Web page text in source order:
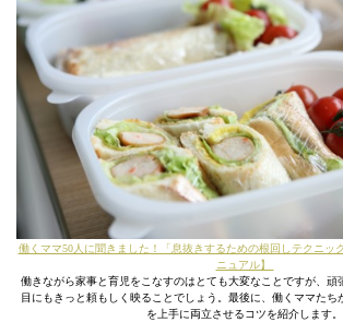
働くママ50人に聞きました！「息抜きするための根回しテクニッ
ニュアル】
働きながら家事と育児をこなすのはとても大変なことですが、頑
目にもきっと頼もしく映ることでしょう。最後に、働くママたち
を上手に両立させるコツを紹介します。